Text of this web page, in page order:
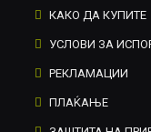
КАКО ДА КУПИТЕ
УСЛОВИ ЗА
РЕКЛАМАЦИИ
ПЛАЌАЊЕ